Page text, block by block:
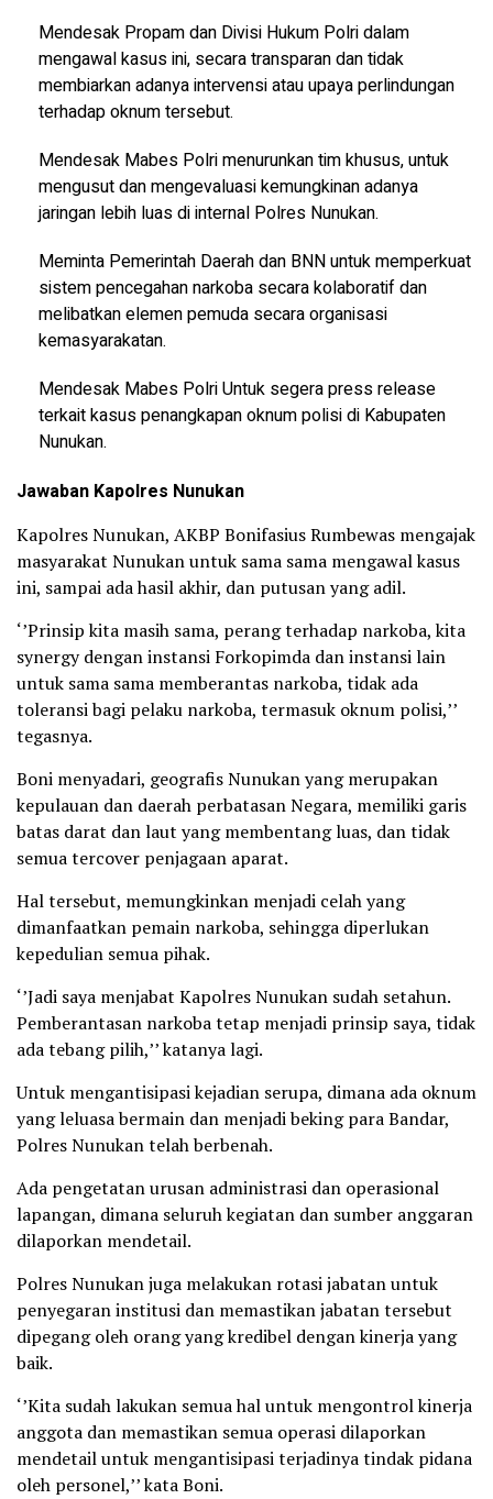
Mendesak Propam dan Divisi Hukum Polri dalam
mengawal kasus ini, secara transparan dan tidak
membiarkan adanya intervensi atau upaya perlindungan
terhadap oknum tersebut.
Mendesak Mabes Polri menurunkan tim khusus, untuk
mengusut dan mengevaluasi kemungkinan adanya
jaringan lebih luas di internal Polres Nunukan.
Meminta Pemerintah Daerah dan BNN untuk memperkuat
sistem pencegahan narkoba secara kolaboratif dan
melibatkan elemen pemuda secara organisasi
kemasyarakatan.
Mendesak Mabes Polri Untuk segera press release
terkait kasus penangkapan oknum polisi di Kabupaten
Nunukan.
Jawaban Kapolres Nunukan
Kapolres Nunukan, AKBP Bonifasius Rumbewas mengajak
masyarakat Nunukan untuk sama sama mengawal kasus
ini, sampai ada hasil akhir, dan putusan yang adil.
‘’Prinsip kita masih sama, perang terhadap narkoba, kita
synergy dengan instansi Forkopimda dan instansi lain
untuk sama sama memberantas narkoba, tidak ada
toleransi bagi pelaku narkoba, termasuk oknum polisi,’’
tegasnya.
Boni menyadari, geografis Nunukan yang merupakan
kepulauan dan daerah perbatasan Negara, memiliki garis
batas darat dan laut yang membentang luas, dan tidak
semua tercover penjagaan aparat.
Hal tersebut, memungkinkan menjadi celah yang
dimanfaatkan pemain narkoba, sehingga diperlukan
kepedulian semua pihak.
‘’Jadi saya menjabat Kapolres Nunukan sudah setahun.
Pemberantasan narkoba tetap menjadi prinsip saya, tidak
ada tebang pilih,’’ katanya lagi.
Untuk mengantisipasi kejadian serupa, dimana ada oknum
yang leluasa bermain dan menjadi beking para Bandar,
Polres Nunukan telah berbenah.
Ada pengetatan urusan administrasi dan operasional
lapangan, dimana seluruh kegiatan dan sumber anggaran
dilaporkan mendetail.
Polres Nunukan juga melakukan rotasi jabatan untuk
penyegaran institusi dan memastikan jabatan tersebut
dipegang oleh orang yang kredibel dengan kinerja yang
baik.
‘’Kita sudah lakukan semua hal untuk mengontrol kinerja
anggota dan memastikan semua operasi dilaporkan
mendetail untuk mengantisipasi terjadinya tindak pidana
oleh personel,’’ kata Boni.